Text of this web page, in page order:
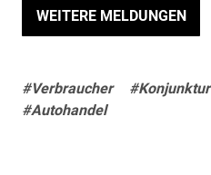
WEITERE MELDUNGEN
#Verbraucher #Konjunktur
#Autohandel